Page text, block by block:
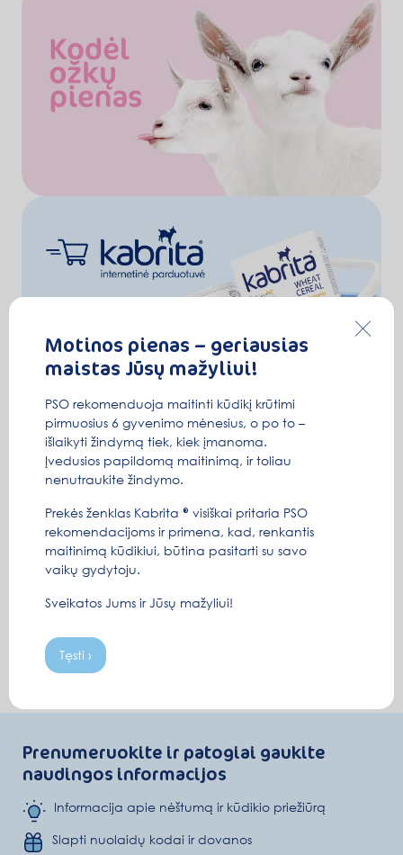
Prenumeruokite ir patogiai gaukite
naudingos informacijos
Informacija apie nėštumą ir kūdikio priežiūrą
Slapti nuolaidų kodai ir dovanos
Motinos pienas – geriausias
maistas Jūsų mažyliui!
PSO rekomenduoja maitinti kūdikį krūtimi
pirmuosius 6 gyvenimo mėnesius, o po to –
išlaikyti žindymą tiek, kiek įmanoma.
Įvedusios papildomą maitinimą, ir toliau
nenutraukite žindymo.
Prekės ženklas Kabrita
visiškai pritaria PSO
rekomendacijoms ir primena, kad, renkantis
maitinimą kūdikiui, būtina pasitarti su savo
vaikų gydytoju.
Sveikatos Jums ir Jūsų mažyliui!
Tęsti ›